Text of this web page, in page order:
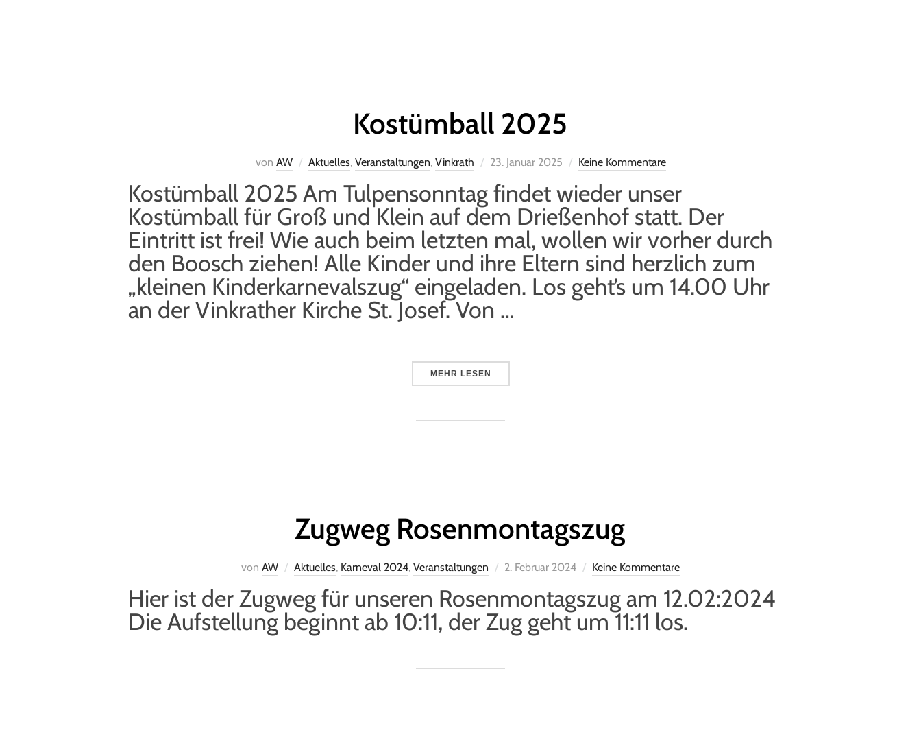
Kostümball 2025
von AW Aktuelles, Veranstaltungen, Vinkrath 23. Januar 2025 Keine Kommentare
Kostümball 2025 Am Tulpensonntag findet wieder unser
Kostümball für Groß und Klein auf dem Drießenhof statt. Der
Eintritt ist frei! Wie auch beim letzten mal, wollen wir vorher durch
den Boosch ziehen! Alle Kinder und ihre Eltern sind herzlich zum
„kleinen Kinderkarnevalszug“ eingeladen. Los geht’s um 14.00 Uhr
an der Vinkrather Kirche St. Josef. Von …
MEHR LESEN
Zugweg Rosenmontagszug
von AW Aktuelles, Karneval 2024, Veranstaltungen 2. Februar 2024 Keine Kommentare
Hier ist der Zugweg für unseren Rosenmontagszug am 12.02:2024
Die Aufstellung beginnt ab 10:11, der Zug geht um 11:11 los.